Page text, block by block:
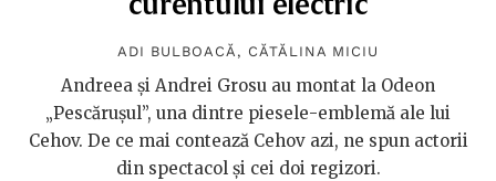
ADI BULBOACĂ , CĂTĂLINA MICIU
Andreea și Andrei Grosu au montat la Odeon
„Pescărușul”, una dintre piesele-emblemă ale lui
Cehov. De ce mai contează Cehov azi, ne spun actorii
din spectacol și cei doi regizori.